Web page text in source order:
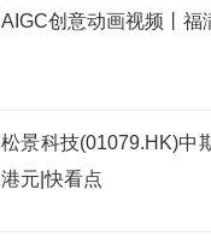
AIGC创意动画视频丨福
松景科技(01079.HK)中
港元|快看点